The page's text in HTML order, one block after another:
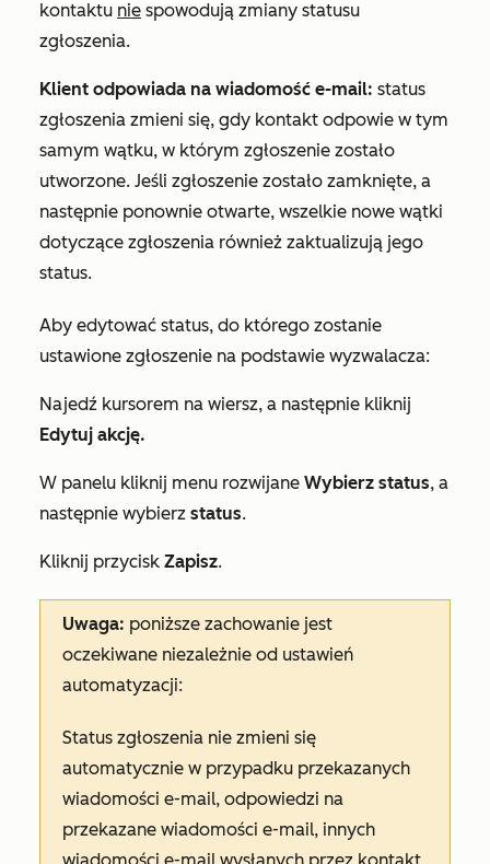
kontaktu nie spowodują zmiany statusu
zgłoszenia.
Klient odpowiada na wiadomość e-mail: status
zgłoszenia zmieni się, gdy kontakt odpowie w tym
samym wątku, w którym zgłoszenie zostało
utworzone. Jeśli zgłoszenie zostało zamknięte, a
następnie ponownie otwarte, wszelkie nowe wątki
dotyczące zgłoszenia również zaktualizują jego
status.
Aby edytować status, do którego zostanie
ustawione zgłoszenie na podstawie wyzwalacza:
Najedź kursorem na wiersz, a następnie kliknij
Edytuj akcję.
W panelu kliknij menu rozwijane Wybierz status, a
następnie wybierz status.
Kliknij przycisk Zapisz.
Uwaga: poniższe zachowanie jest
oczekiwane niezależnie od ustawień
automatyzacji:
Status zgłoszenia nie zmieni się
automatycznie w przypadku przekazanych
wiadomości e-mail, odpowiedzi na
przekazane wiadomości e-mail, innych